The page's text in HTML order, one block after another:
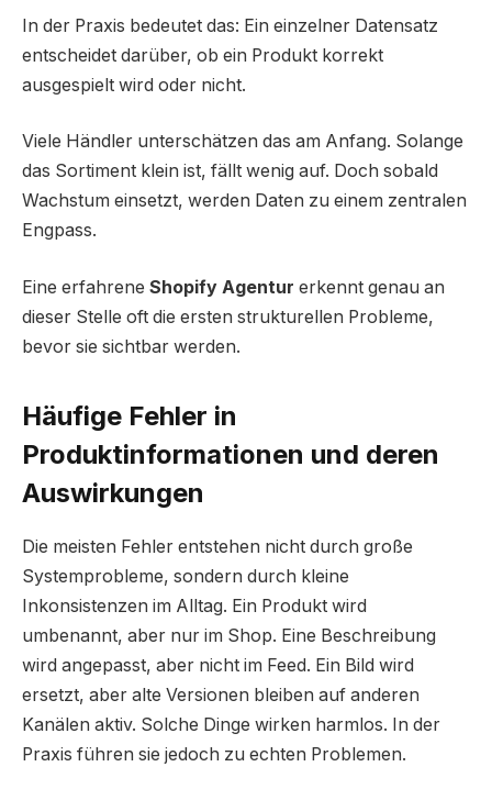
In der Praxis bedeutet das: Ein einzelner Datensatz
entscheidet darüber, ob ein Produkt korrekt
ausgespielt wird oder nicht.
Viele Händler unterschätzen das am Anfang. Solange
das Sortiment klein ist, fällt wenig auf. Doch sobald
Wachstum einsetzt, werden Daten zu einem zentralen
Engpass.
Eine erfahrene Shopify Agentur erkennt genau an
dieser Stelle oft die ersten strukturellen Probleme,
bevor sie sichtbar werden.
Häufige Fehler in
Produktinformationen und deren
Auswirkungen
Die meisten Fehler entstehen nicht durch große
Systemprobleme, sondern durch kleine
Inkonsistenzen im Alltag. Ein Produkt wird
umbenannt, aber nur im Shop. Eine Beschreibung
wird angepasst, aber nicht im Feed. Ein Bild wird
ersetzt, aber alte Versionen bleiben auf anderen
Kanälen aktiv. Solche Dinge wirken harmlos. In der
Praxis führen sie jedoch zu echten Problemen.